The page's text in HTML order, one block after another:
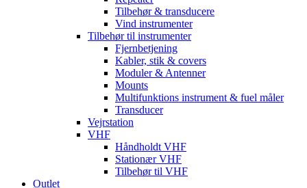
Tilbehør & transducere
Vind instrumenter
Tilbehør til instrumenter
Fjernbetjening
Kabler, stik & covers
Moduler & Antenner
Mounts
Multifunktions instrument & fuel måler
Transducer
Vejrstation
VHF
Håndholdt VHF
Stationær VHF
Tilbehør til VHF
Outlet